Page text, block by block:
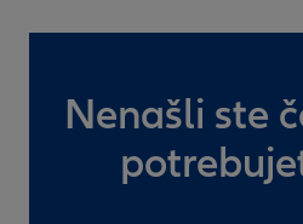
Nenašli ste